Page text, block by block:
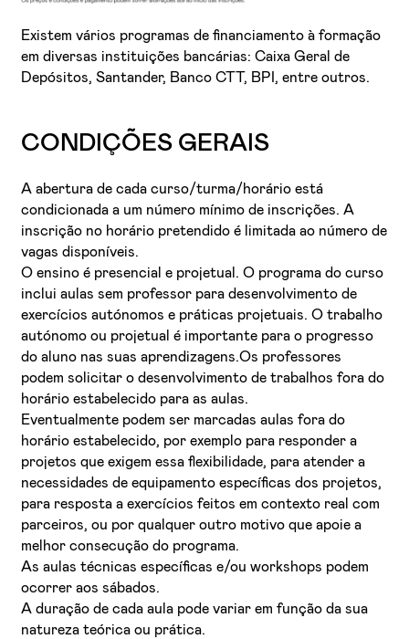
Existem vários programas de financiamento à formação
em diversas instituições bancárias: Caixa Geral de
Depósitos, Santander, Banco CTT, BPI, entre outros.
CONDIÇÕES GERAIS
A abertura de cada curso/turma/horário está
condicionada a um número mínimo de inscrições. A
inscrição no horário pretendido é limitada ao número de
vagas disponíveis.
O ensino é presencial e projetual. O programa do curso
inclui aulas sem professor para desenvolvimento de
exercícios autónomos e práticas projetuais. O trabalho
autónomo ou projetual é importante para o progresso
do aluno nas suas aprendizagens.Os professores
podem solicitar o desenvolvimento de trabalhos fora do
horário estabelecido para as aulas.
Eventualmente podem ser marcadas aulas fora do
horário estabelecido, por exemplo para responder a
projetos que exigem essa flexibilidade, para atender a
necessidades de equipamento específicas dos projetos,
para resposta a exercícios feitos em contexto real com
parceiros, ou por qualquer outro motivo que apoie a
melhor consecução do programa.
As aulas técnicas específicas e/ou workshops podem
ocorrer aos sábados.
A duração de cada aula pode variar em função da sua
natureza teórica ou prática.